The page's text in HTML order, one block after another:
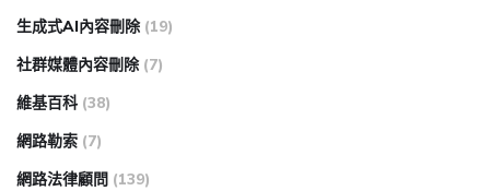
生成式AI內容刪除 (19)
社群媒體內容刪除 (7)
維基百科 (38)
網路勒索 (7)
網路法律顧問 (139)